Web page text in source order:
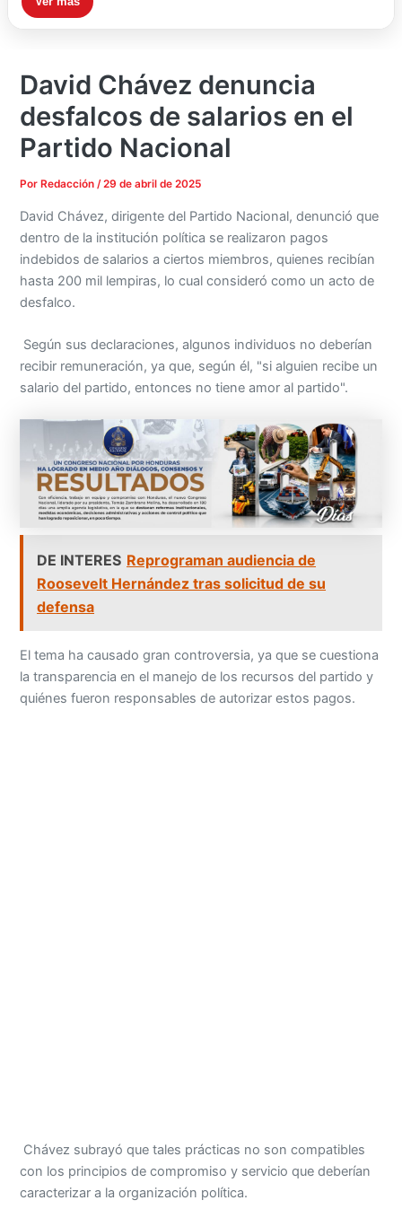
David Chávez denuncia
desfalcos de salarios en el
Partido Nacional
Por Redacción/29 de abril de 2025
David Chávez, dirigente del Partido Nacional, denunció que
dentro de la institución política se realizaron pagos
indebidos de salarios a ciertos miembros, quienes recibían
hasta 200 mil lempiras, lo cual consideró como un acto de
desfalco.
Según sus declaraciones, algunos individuos no deberían
recibir remuneración, ya que, según él, "si alguien recibe un
salario del partido, entonces no tiene amor al partido".
DE INTERES Reprograman audiencia de
Roosevelt Hernández tras solicitud de su
defensa
El tema ha causado gran controversia, ya que se cuestiona
la transparencia en el manejo de los recursos del partido y
quiénes fueron responsables de autorizar estos pagos.
Chávez subrayó que tales prácticas no son compatibles
con los principios de compromiso y servicio que deberían
caracterizar a la organización política.